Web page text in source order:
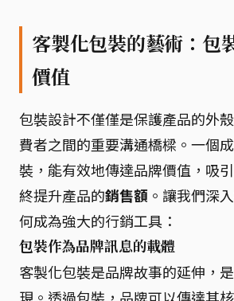
客製化包裝的藝術：包
價值
包裝設計不僅僅是保護產品的外
費者之間的重要溝通橋樑。一個
裝，能有效地傳達品牌價值，吸
終提升產品的銷售額 。讓我們深
何成為強大的行銷工具：
包裝作為品牌訊息的載體
客製化包裝是品牌故事的延伸，